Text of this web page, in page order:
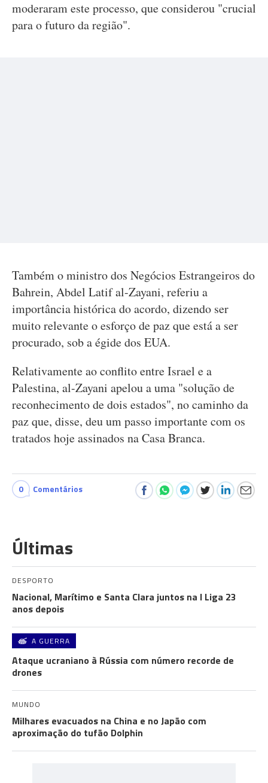
moderaram este processo, que considerou "crucial
para o futuro da região".
Também o ministro dos Negócios Estrangeiros do
Bahrein, Abdel Latif al-Zayani, referiu a
importância histórica do acordo, dizendo ser
muito relevante o esforço de paz que está a ser
procurado, sob a égide dos EUA.
Relativamente ao conflito entre Israel e a
Palestina, al-Zayani apelou a uma "solução de
reconhecimento de dois estados", no caminho da
paz que, disse, deu um passo importante com os
tratados hoje assinados na Casa Branca.
0 Comentários
Últimas
DESPORTO
Nacional, Marítimo e Santa Clara juntos na I Liga 23
anos depois
A GUERRA
Ataque ucraniano à Rússia com número recorde de
drones
MUNDO
Milhares evacuados na China e no Japão com
aproximação do tufão Dolphin